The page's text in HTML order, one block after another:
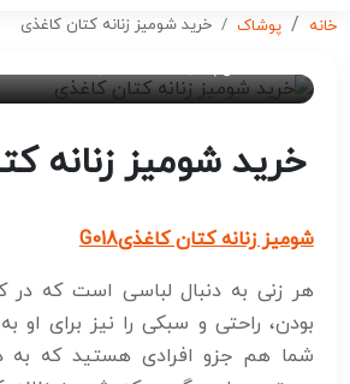
خانه پوشاک
خرید شومیز زنانه کتان کاغذی
خرید شومیز زنانه
شومیز زنانه کتان کاغذیG018
هر زنی به دنبال لباسی است که در
بودن، راحتی و سبکی را نیز برای او به
شما هم جزو افرادی هستید که به